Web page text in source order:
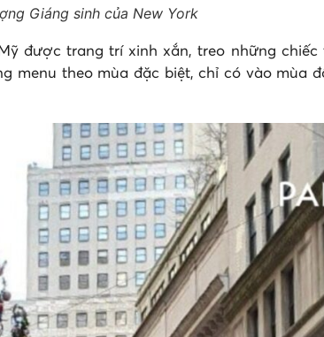
Giáng sinh của New York
được trang trí xinh xắn, treo những chiếc
menu theo mùa đặc biệt, chỉ có vào mùa